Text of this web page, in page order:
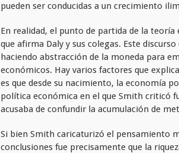
pueden ser conducidas a un crecimiento
En realidad, el punto de partida de la
que afirma Daly y sus colegas. Este
haciendo abstracción de la moneda para
económicos. Hay varios factores que
es que desde su nacimiento, la economía
política económica en el que Smith criticó
acusaba de confundir la acumulación de
Si bien Smith caricaturizó el pensamiento
conclusiones fue precisamente que la